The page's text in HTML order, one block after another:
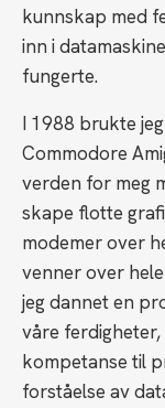
kunnskap med
inn i
fungerte.
I 1988 brukte
Commodore
verden for meg
skape flotte
modemer over
venner over
jeg dannet en
våre
kompetanse til
forståelse av